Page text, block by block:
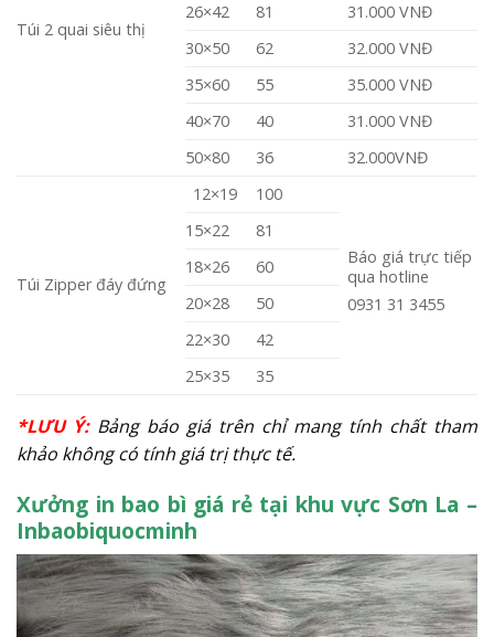
Túi 2 quai siêu thị
26×42
81
31.000 VNĐ
30×50
62
32.000 VNĐ
35×60
55
35.000 VNĐ
40×70
40
31.000 VNĐ
50×80
36 32.000VNĐ
Túi Zipper đáy đứng
12×19 100
Báo giá trực tiếp
qua hotline
0931 31 3455
15×22
81
18×26
60
20×28
50
22×30
42
25×35
35
*LƯU Ý:Bảng báo giá trên chỉ mang tính chất tham
khảo không có tính giá trị thực tế.
Xưởng in bao bì giá rẻ tại khu vực Sơn La –
Inbaobiquocminh